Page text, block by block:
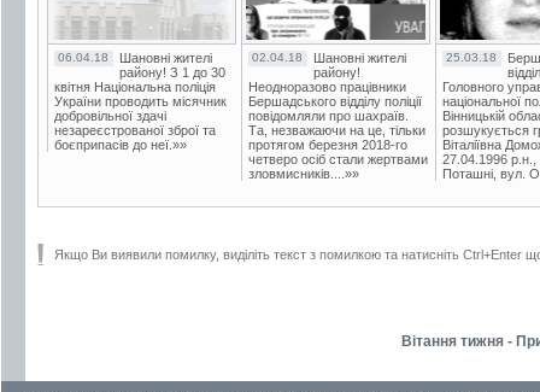
06.04.18
Шановні жителі
району! З 1 до 30
квітня Національна поліція
України проводить місячник
добровільної здачі
незареєстрованої зброї та
боєприпасів до неї.»»
02.04.18
Шановні жителі
району!
Неодноразово працівники
Бершадського відділу поліції
повідомляли про шахраїв.
Та, незважаючи на це, тільки
протягом березня 2018-го
четверо осіб стали жертвами
зловмисників....»»
25.03.18
Головного
національної
Вінницькій
розшукується
Віталіївна
27.04.1996 р.н.,
Поташні, вул.
Якщо Ви виявили помилку, виділіть текст з помилкою та натисніть Ctrl+Enter
Вітання тижня -